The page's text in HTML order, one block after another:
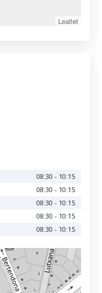
Leaflet
08:30 - 10:15
08:30 - 10:15
08:30 - 10:15
08:30 - 10:15
08:30 - 10:15